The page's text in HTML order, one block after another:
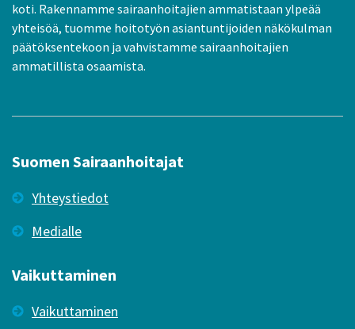
koti. Rakennamme sairaanhoitajien ammatistaan ylpeää
yhteisöä, tuomme hoitotyön asiantuntijoiden näkökulman
päätöksentekoon ja vahvistamme sairaanhoitajien
ammatillista osaamista.
Suomen Sairaanhoitajat
Yhteystiedot
Medialle
Vaikuttaminen
Vaikuttaminen